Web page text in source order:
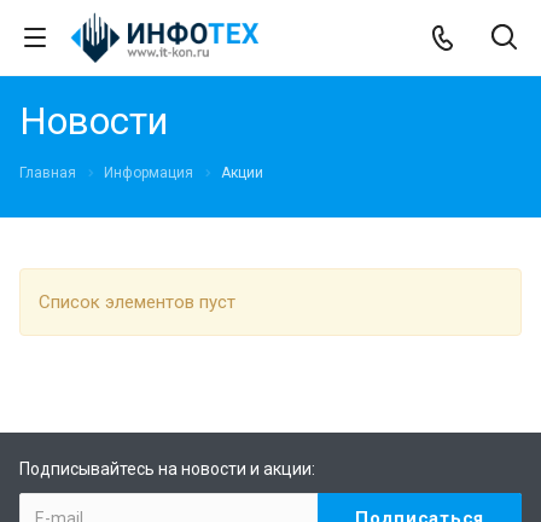
Новости
Главная Информация Акции
Список элементов пуст
Подписывайтесь на новости и акции: